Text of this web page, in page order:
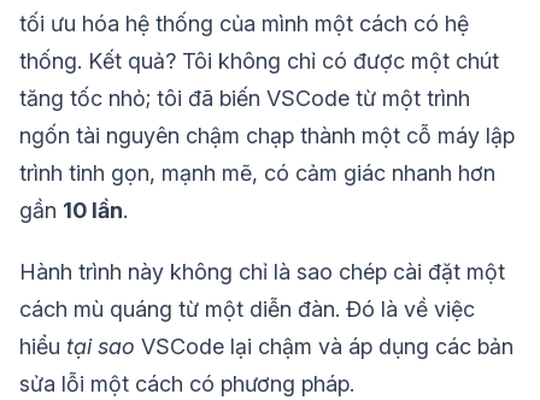
tối ưu hóa hệ thống của mình một cách có hệ
thống. Kết quả? Tôi không chỉ có được một chút
tăng tốc nhỏ; tôi đã biến VSCode từ một trình
ngốn tài nguyên chậm chạp thành một cỗ máy lập
trình tinh gọn, mạnh mẽ, có cảm giác nhanh hơn
gần 10 lần.
Hành trình này không chỉ là sao chép cài đặt một
cách mù quáng từ một diễn đàn. Đó là về việc
hiểu tại sao VSCode lại chậm và áp dụng các bản
sửa lỗi một cách có phương pháp.